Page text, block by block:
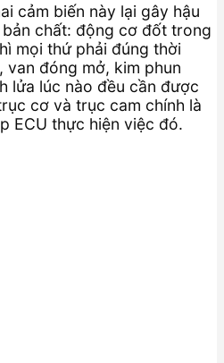
cảm biến này lại gây hậu
chất: động cơ đốt trong
mọi thứ phải đúng thời
van đóng mở, kim phun
lửa lúc nào đều cần được
cơ và trục cam chính là
ECU thực hiện việc đó.